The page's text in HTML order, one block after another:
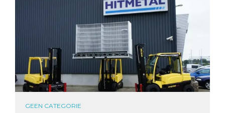
GEEN CATEGORIE